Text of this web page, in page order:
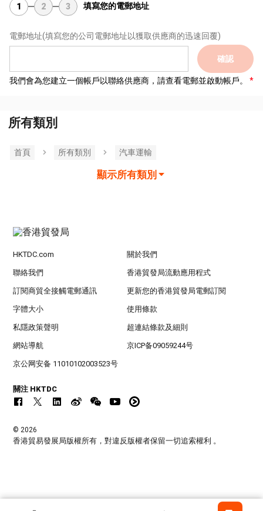
1 2 3 填寫您的電郵地址
電郵地址(填寫您的公司電郵地址以獲取供應商的迅速回覆)
確認
我們會為您建立一個帳戶以聯絡供應商，請查看電郵並啟動帳戶。
所有類別
首頁 所有類別 汽車運輸
顯示所有類別
HKTDC.com 關於我們
聯絡我們 香港貿發局流動應用程式
訂閱商貿全接觸電郵通訊 更新您的香港貿發局電郵訂閱
字體大小 使用條款
私隱政策聲明 超連結條款及細則
網站導航 京ICP备09059244号
京公网安备 11010102003523号
關注 HKTDC
© 2026
香港貿易發展局版權所有，對違反版權者保留一切追索權利 。